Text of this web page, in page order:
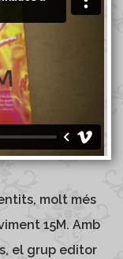
molt més
15M. Amb
el grup editor